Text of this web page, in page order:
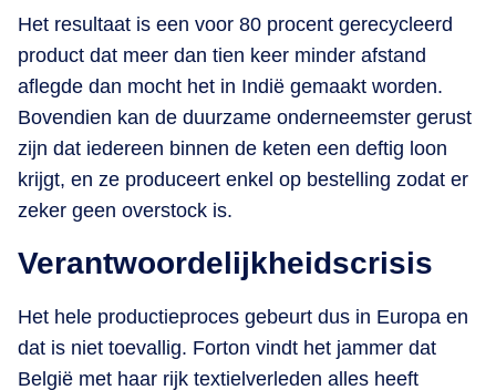
Het resultaat is een voor 80 procent gerecycleerd
product dat meer dan tien keer minder afstand
aflegde dan mocht het in Indië gemaakt worden.
Bovendien kan de duurzame onderneemster gerust
zijn dat iedereen binnen de keten een deftig loon
krijgt, en ze produceert enkel op bestelling zodat er
zeker geen overstock is.
Verantwoordelijkheidscrisis
Het hele productieproces gebeurt dus in Europa en
dat is niet toevallig. Forton vindt het jammer dat
België met haar rijk textielverleden alles heeft